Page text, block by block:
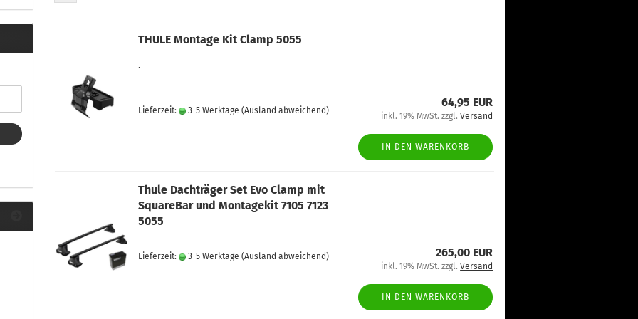
Reling
Montagekits 70.. für 7107
Fahrzeuge mit
und Reisetaschen
THULE Montage Kit Clamp 5055
.
Lieferzeit: 3-5 Werktage (Ausland abweichend)
64,95 EUR
inkl. 19% MwSt. zzgl.Versand
IN DEN WARENKORB
Thule Dachträger Set Evo Clamp mit
SquareBar und Montagekit 7105 7123
5055
Lieferzeit: 3-5 Werktage (Ausland abweichend) 265,00 EUR
inkl. 19% MwSt. zzgl.Versand
IN DEN WARENKORB